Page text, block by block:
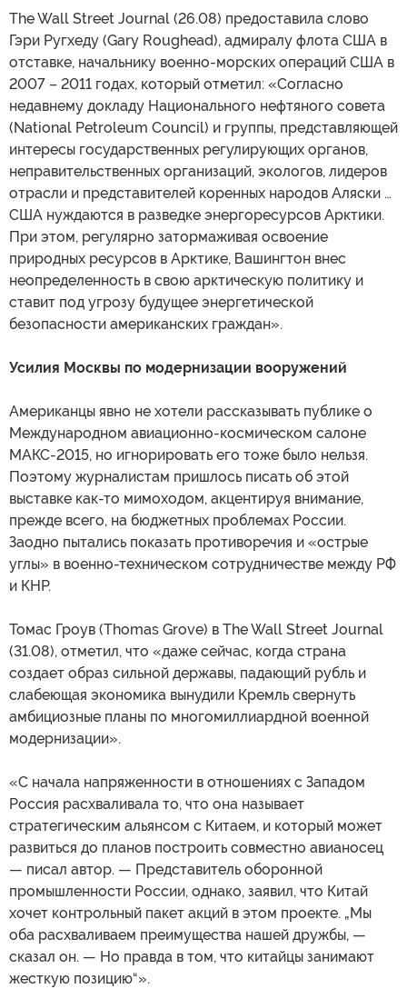
The Wall Street Journal (26.08) предоставила слово
Гэри Ругхеду (Gary Roughead), адмиралу флота США в
отставке, начальнику военно-морских операций США в
2007 – 2011 годах, который отметил: «Согласно
недавнему докладу Национального нефтяного совета
(National Petroleum Council) и группы, представляющей
интересы государственных регулирующих органов,
неправительственных организаций, экологов, лидеров
отрасли и представителей коренных народов Аляски …
США нуждаются в разведке энергоресурсов Арктики.
При этом, регулярно затормаживая освоение
природных ресурсов в Арктике, Вашингтон внес
неопределенность в свою арктическую политику и
ставит под угрозу будущее энергетической
безопасности американских граждан».
Усилия Москвы по модернизации вооружений
Американцы явно не хотели рассказывать публике о
Международном авиационно-космическом салоне
МАКС-2015, но игнорировать его тоже было нельзя.
Поэтому журналистам пришлось писать об этой
выставке как-то мимоходом, акцентируя внимание,
прежде всего, на бюджетных проблемах России.
Заодно пытались показать противоречия и «острые
углы» в военно-техническом сотрудничестве между РФ
и КНР.
Томас Гроув (Thomas Grove) в The Wall Street Journal
(31.08), отметил, что «даже сейчас, когда страна
создает образ сильной державы, падающий рубль и
слабеющая экономика вынудили Кремль свернуть
амбициозные планы по многомиллиардной военной
модернизации».
«С начала напряженности в отношениях с Западом
Россия расхваливала то, что она называет
стратегическим альянсом с Китаем, и который может
развиться до планов построить совместно авианосец
— писал автор. — Представитель оборонной
промышленности России, однако, заявил, что Китай
хочет контрольный пакет акций в этом проекте. „Мы
оба расхваливаем преимущества нашей дружбы, —
сказал он. — Но правда в том, что китайцы занимают
жесткую позицию“».